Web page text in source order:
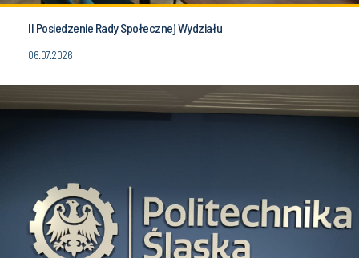
II Posiedzenie Rady Społecznej Wydziału
06.07.2026